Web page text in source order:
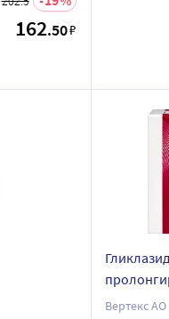
162.50₽
Вертекс АО